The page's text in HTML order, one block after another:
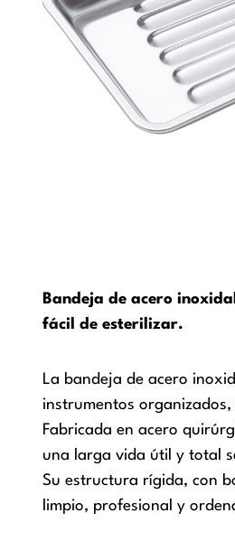
Bandeja de acero
fácil de esterilizar.
La bandeja de acero
instrumentos
Fabricada en acero
una larga vida útil y total
Su estructura rígida, con
limpio, profesional y